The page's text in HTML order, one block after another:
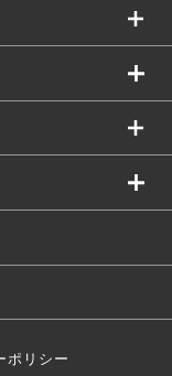
ポリシー